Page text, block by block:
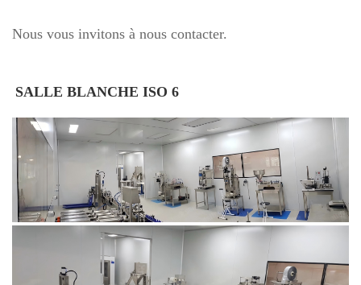
Nous vous invitons à nous contacter.
SALLE BLANCHE ISO 6